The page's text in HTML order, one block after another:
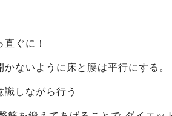
ぐに！
ないように床と腰は平行にする。
しながら行う